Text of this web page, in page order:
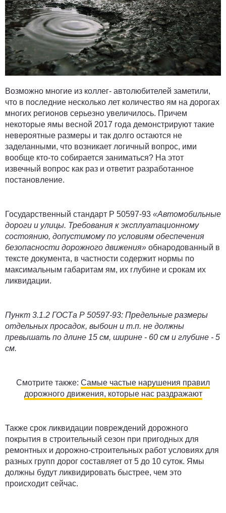
Возможно многие из коллег- автолюбителей заметили,
что в последние несколько лет количество ям на дорогах
многих регионов серьезно увеличилось. Причем
некоторые ямы весной 2017 года демонстрируют такие
невероятные размеры и так долго остаются не
заделанными, что возникает логичный вопрос, ими
вообще кто-то собирается заниматься? На этот
извечный вопрос как раз и ответит разработанное
постановление.
Государственный стандарт Р 50597-93 «Автомобильные
дороги и улицы. Требования к эксплуатационному
состоянию, допустимому по условиям обеспечения
безопасности дорожного движения» обнародованный в
тексте документа, в частности содержит нормы по
максимальным габаритам ям, их глубине и срокам их
ликвидации.
Пункт 3.1.2 ГОСТа Р 50597-93: Предельные размеры
отдельных просадок, выбоин и т.п. не должны
превышать по длине 15 см, ширине - 60 см и глубине - 5
см.
Смотрите также: Самые частые нарушения правил
дорожного движения, которые нас раздражают
Также срок ликвидации повреждений дорожного
покрытия в строительный сезон при пригодных для
ремонтных и дорожно-строительных работ условиях для
разных групп дорог составляет от 5 до 10 суток. Ямы
должны будут ликвидировать быстрее, чем это
происходит сейчас.